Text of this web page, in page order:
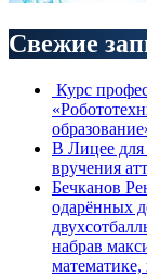
Свежие
Курс
В Лицее для
вручения
Бечканов
одарённых
набрав